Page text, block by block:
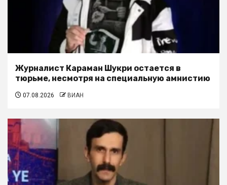
Журналист Караман Шукри остается в
тюрьме, несмотря на специальную амнистию
07.08.2026 ВИАН